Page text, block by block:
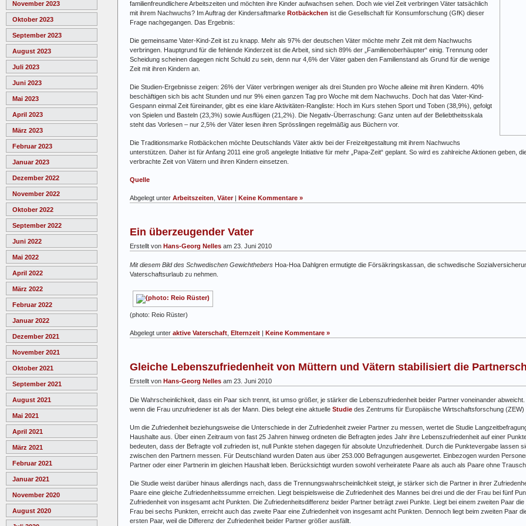
November 2023
Oktober 2023
September 2023
August 2023
Juli 2023
Juni 2023
Mai 2023
April 2023
März 2023
Februar 2023
Januar 2023
Dezember 2022
November 2022
Oktober 2022
September 2022
Juni 2022
Mai 2022
April 2022
März 2022
Februar 2022
Januar 2022
Dezember 2021
November 2021
Oktober 2021
September 2021
August 2021
Mai 2021
April 2021
März 2021
Februar 2021
Januar 2021
November 2020
August 2020
familienfreundlichere Arbeitszeiten und möchten ihre Kinder aufwachsen sehen. Doch wie viel Zeit verbringen Väter tatsächlich
mit ihrem Nachwuchs? Im Auftrag der Kindersaftmarke Rotbäckchen ist die Gesellschaft für Konsumforschung (GfK) dieser
Frage nachgegangen. Das Ergebnis:
Die gemeinsame Vater-Kind-Zeit ist zu knapp. Mehr als 97% der deutschen Väter möchte mehr Zeit mit dem Nachwuchs
verbringen. Hauptgrund für die fehlende Kinderzeit ist die Arbeit, sind sich 89% der „Familienoberhäupter“ einig. Trennung oder
Scheidung scheinen dagegen nicht Schuld zu sein, denn nur 4,6% der Väter gaben den Familienstand als Grund für die wenige
Zeit mit ihren Kindern an.
Die Studien-Ergebnisse zeigen: 26% der Väter verbringen weniger als drei Stunden pro Woche alleine mit ihren Kindern. 40%
beschäftigen sich bis acht Stunden und nur 9% einen ganzen Tag pro Woche mit dem Nachwuchs. Doch hat das Vater-Kind-
Gespann einmal Zeit füreinander, gibt es eine klare Aktivitäten-Rangliste: Hoch im Kurs stehen Sport und Toben (38,9%), gefolgt
von Spielen und Basteln (23,3%) sowie Ausflügen (21,2%). Die Negativ-Überraschung: Ganz unten auf der Beliebtheitsskala
steht das Vorlesen – nur 2,5% der Väter lesen ihren Sprösslingen regelmäßig aus Büchern vor.
Die Traditionsmarke Rotbäckchen möchte Deutschlands Väter aktiv bei der Freizeitgestaltung mit ihrem Nachwuchs
unterstützen. Daher ist für Anfang 2011 eine groß angelegte Initiative für mehr „Papa-Zeit“ geplant. So wird es zahlreiche Aktionen geben,
verbrachte Zeit von Vätern und ihren Kindern einsetzen.
Quelle
Abgelegt unter Arbeitszeiten Väter| Keine Kommentare »
Ein überzeugender Vater
Erstellt von Hans-Georg Nelles am 23. Juni 2010
Mit diesem Bild des Schwedischen Gewichthebers Hoa-Hoa Dahlgren ermutigte die Försäkringskassan, die schwedische
Vaterschaftsurlaub zu nehmen.
(photo: Reio Rüster)
Abgelegt unter aktive Vaterschaft Elternzeit | Keine Kommentare »
Gleiche Lebenszufriedenheit von Müttern und Vätern stabilisiert die
Erstellt von Hans-Georg Nelles am 23. Juni 2010
Die Wahrscheinlichkeit, dass ein Paar sich trennt, ist umso größer, je stärker die Lebenszufriedenheit beider Partner voneinander
wenn die Frau unzufriedener ist als der Mann. Dies belegt eine aktuelle Studie des Zentrums für Europäische Wirtschaftsforschung (ZEW)
Um die Zufriedenheit beziehungsweise die Unterschiede in der Zufriedenheit zweier Partner zu messen, wertet die Studie
Haushalte aus. Über einen Zeitraum von fast 25 Jahren hinweg ordneten die Befragten jedes Jahr ihre Lebenszufriedenheit auf einer
bedeuten, dass der Befragte voll zufrieden ist, null Punkte stehen dagegen für absolute Unzufriedenheit. Durch die Punktevergabe lassen
zwischen den Partnern messen. Für Deutschland wurden Daten aus über 253.000 Befragungen ausgewertet. Einbezogen wurden
Partner oder einer Partnerin im gleichen Haushalt leben. Berücksichtigt wurden sowohl verheiratete Paare als auch als Paare ohne
Die Studie weist darüber hinaus allerdings nach, dass die Trennungswahrscheinlichkeit steigt, je stärker sich die Partner in ihrer
Paare eine gleiche Zufriedenheitssumme erreichen. Liegt beispielsweise die Zufriedenheit des Mannes bei drei und die der Frau bei fünf
Zufriedenheit von insgesamt acht Punkten. Die Zufriedenheitsdifferenz beider Partner beträgt zwei Punkte. Liegt bei einem zweiten Paar
Frau bei sechs Punkten, erreicht auch das zweite Paar eine Zufriedenheit von insgesamt acht Punkten. Dennoch liegt beim zweiten Paar
ersten Paar, weil die Differenz der Zufriedenheit beider Partner größer ausfällt.